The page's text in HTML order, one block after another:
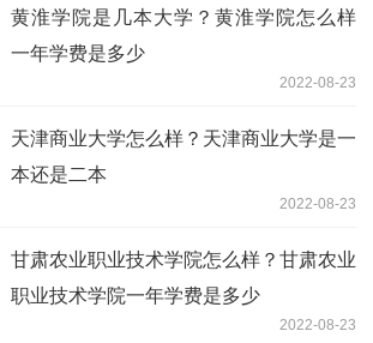
黄淮学院是几本大学？黄淮学院怎么样
一年学费是多少
2022-08-23
天津商业大学怎么样？天津商业大学是一
本还是二本
2022-08-23
甘肃农业职业技术学院怎么样？甘肃农业
职业技术学院一年学费是多少
2022-08-23